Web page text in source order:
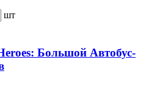
шт
Большой Автобус-